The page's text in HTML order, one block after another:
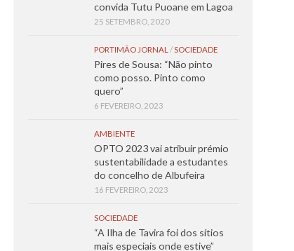
convida Tutu Puoane em Lagoa
25 SETEMBRO, 2020
PORTIMÃO JORNAL /SOCIEDADE
Pires de Sousa: “Não pinto
como posso. Pinto como
quero”
6 FEVEREIRO, 2023
AMBIENTE
OPTO 2023 vai atribuir prémio
sustentabilidade a estudantes
do concelho de Albufeira
16 FEVEREIRO, 2023
SOCIEDADE
“A Ilha de Tavira foi dos sítios
mais especiais onde estive”